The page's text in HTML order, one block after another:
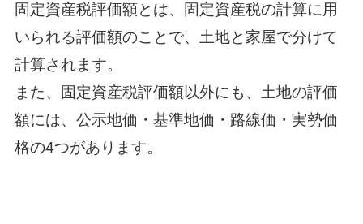
固定資産税評価額とは、固定資産税の計算に用
いられる評価額のことで、土地と家屋で分けて
計算されます。
また、固定資産税評価額以外にも、土地の評価
額には、公示地価・基準地価・路線価・実勢価
格の4つがあります。